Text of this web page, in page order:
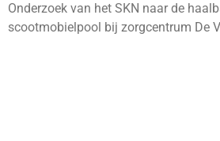
Onderzoek van het SKN naar de
scootmobielpool bij zorgcentrum De